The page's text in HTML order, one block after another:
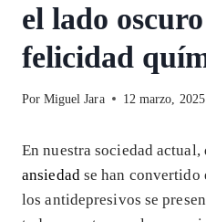
el lado
felicidad
Por Miguel Jara 12 marzo, 2025
En nuestra sociedad actual,
ansiedad se han convertido
los antidepresivos se